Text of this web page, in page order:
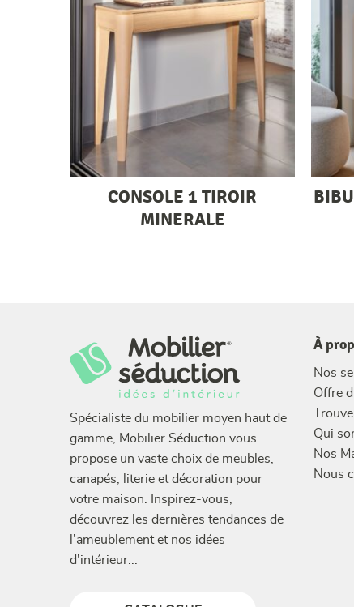
CONSOLE 1 TIROIR
MINERALE
Spécialiste du mobilier moyen haut de
gamme, Mobilier Séduction vous
propose un vaste choix de meubles,
canapés, literie et décoration pour
votre maison. Inspirez-vous,
découvrez les dernières tendances de
l'ameublement et nos idées
d'intérieur...
À
Nos
Offre
Qui
Nos
Nous